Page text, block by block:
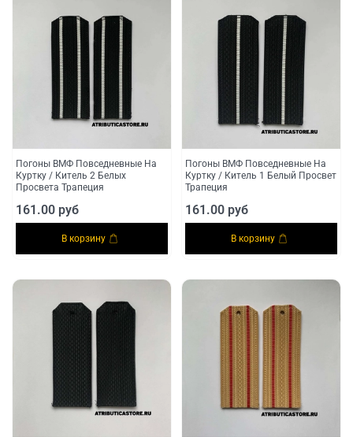
Погоны ВМФ Повседневные На
Куртку / Китель 2 Белых
Просвета Трапеция
161.00 руб
В корзину
Погоны ВМФ Повседневные На
Куртку / Китель 1 Белый Просвет
Трапеция
161.00 руб
В корзину